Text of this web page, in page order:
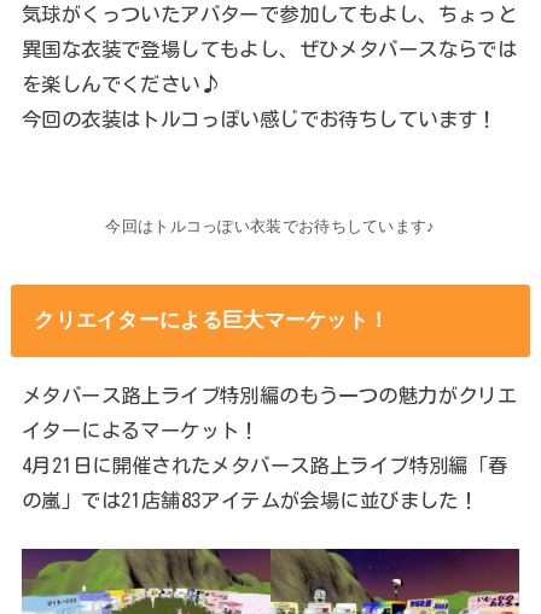
気球がくっついたアバターで参加してもよし、ちょっと
異国な衣装で登場してもよし、ぜひメタバースならでは
を楽しんでください♪
今回の衣装はトルコっぽい感じでお待ちしています！
今回はトルコっぽい衣装でお待ちしています♪
クリエイターによる巨大マーケット！
メタバース路上ライブ特別編のもう一つの魅力がクリエ
イターによるマーケット！
4月21日に開催されたメタバース路上ライブ特別編「春
の嵐」では21店舗83アイテムが会場に並びました！